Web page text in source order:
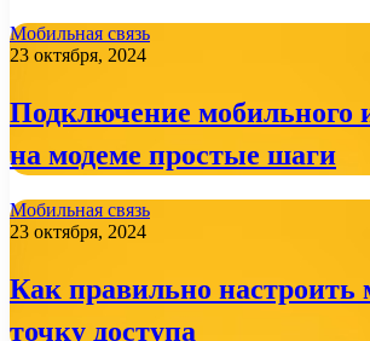
Мобильная связь
23 октября, 2024
Подключение мобильного
на модеме простые шаги
Мобильная связь
23 октября, 2024
Как правильно
точку доступа